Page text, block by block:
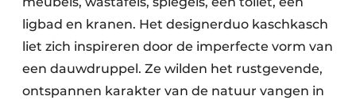
ligbad en kranen. Het designerduo kaschkasch
liet zich inspireren door de imperfecte vorm van
een dauwdruppel. Ze wilden het rustgevende,
ontspannen karakter van de natuur vangen in